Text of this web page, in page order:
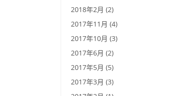
2018年2月 (2)
2017年11月 (4)
2017年10月 (3)
2017年6月 (2)
2017年5月 (5)
2017年3月 (3)